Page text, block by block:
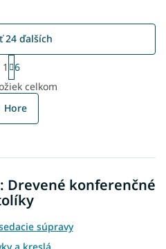
O
v
l
c
e
p
r
v
k
24 ďalších
S
t
r
á
n
a
i
e
1
6
celkom
Hore
Drevené konferenčné
súpravy